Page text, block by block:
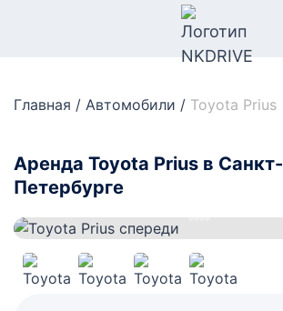
Главная / Автомобили / Toyota Prius
Аренда Toyota Prius в Санкт-
Петербурге